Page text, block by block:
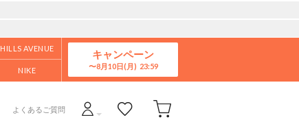
HILLS AVENUE
NIKE
キャンペーン
8月10日(月)
よくあるご質問